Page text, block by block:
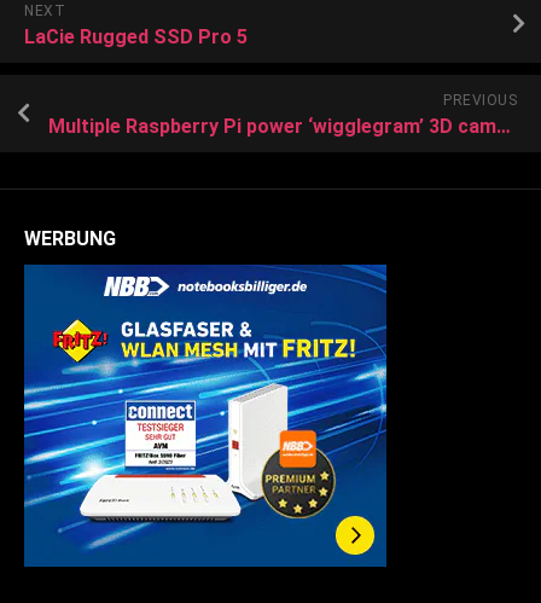
NEXT
LaCie Rugged SSD Pro 5
PREVIOUS
Multiple Raspberry Pi power ‘wigglegram’ 3D camera
WERBUNG